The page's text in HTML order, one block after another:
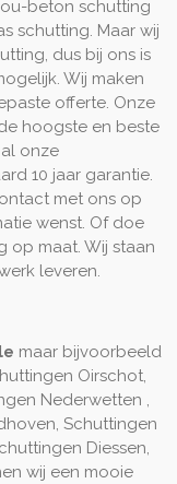
beton schutting
schutting. Maar wij
dus bij ons is
Wij maken
offerte. Onze
hoogste en beste
onze
10 jaar garantie.
met ons op
wenst. Of doe
op maat. Wij staan
leveren.
maar bijvoorbeeld
Oirschot,
Nederwetten ,
Schuttingen
Diessen,
wij een mooie